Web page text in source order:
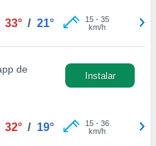
33° / 21° 15- 35
km/h
de
Instalar
32° / 19° 15- 36
km/h